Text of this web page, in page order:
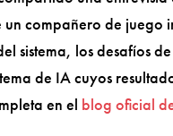
compañero de juego
sistema, los desafíos
de IA cuyos
en el blog oficial